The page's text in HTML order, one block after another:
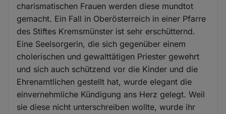
charismatischen Frauen werden diese mundtot
gemacht. Ein Fall in Oberösterreich in einer Pfarre
des Stiftes Kremsmünster ist sehr erschütternd.
Eine Seelsorgerin, die sich gegenüber einem
cholerischen und gewalttätigen Priester gewehrt
und sich auch schützend vor die Kinder und die
Ehrenamtlichen gestellt hat, wurde elegant die
einvernehmliche Kündigung ans Herz gelegt. Weil
sie diese nicht unterschreiben wollte, wurde ihr